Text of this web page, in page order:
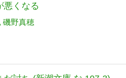
悪くなる
磯野真穂